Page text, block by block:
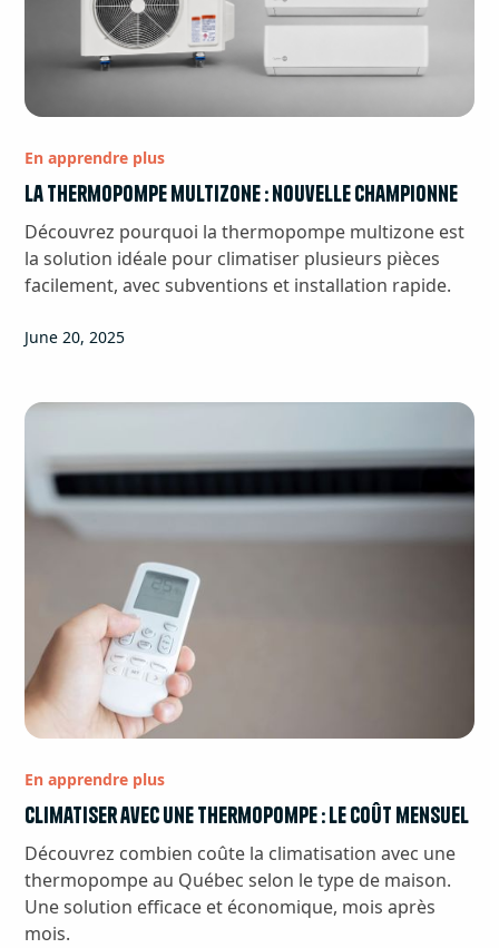
En apprendre plus
La thermopompe multizone : nouvelle championne
Découvrez pourquoi la thermopompe multizone est
la solution idéale pour climatiser plusieurs pièces
facilement, avec subventions et installation rapide.
June 20, 2025
En apprendre plus
Climatiser avec une thermopompe : le coût mensuel
Découvrez combien coûte la climatisation avec une
thermopompe au Québec selon le type de maison.
Une solution efficace et économique, mois après
mois.